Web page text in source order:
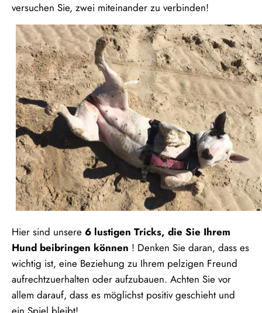
versuchen Sie, zwei miteinander zu verbinden!
Hier sind unsere 6 lustigen Tricks, die Sie Ihrem
Hund beibringen können ! Denken Sie daran, dass es
wichtig ist, eine Beziehung zu Ihrem pelzigen Freund
aufrechtzuerhalten oder aufzubauen. Achten Sie vor
allem darauf, dass es möglichst positiv geschieht und